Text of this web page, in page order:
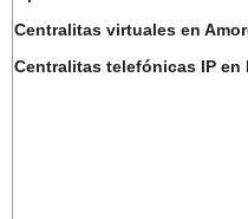
Centralitas virtuales en
Centralitas telefónicas IP en